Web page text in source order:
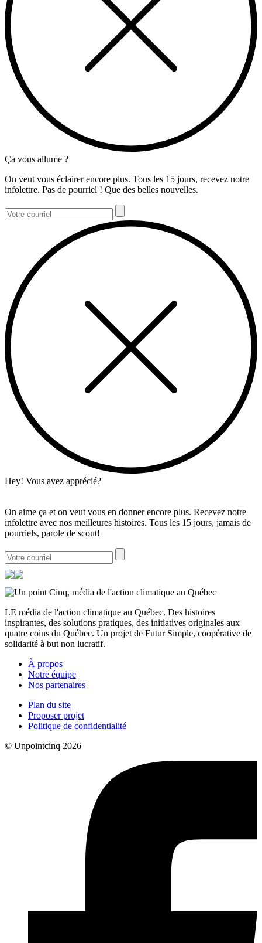
Ça vous allume ?
On veut vous éclairer encore plus. Tous les 15 jours, recevez notre
infolettre. Pas de pourriel ! Que des belles nouvelles.
Hey! Vous avez apprécié?
On aime ça et on veut vous en donner encore plus. Recevez notre
infolettre avec nos meilleures histoires. Tous les 15 jours, jamais de
pourriels, parole de scout!
LE média de l'action climatique au Québec. Des histoires
inspirantes, des solutions pratiques, des initiatives originales aux
quatre coins du Québec. Un projet de Futur Simple, coopérative de
solidarité à but non lucratif.
À propos
Notre équipe
Nos partenaires
Plan du site
Proposer projet
Politique de confidentialité
© Unpointcinq 2026